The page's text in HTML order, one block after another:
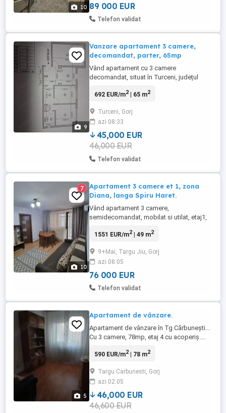
10
telefon 07sase ...
89 000 EUR
Telefon validat
9
Vanzare apartament 3 camere,
decomandat, parter, 65mp
Vând apartament cu 3 camere
decomandat, situat în Turceni, județul
cărămidă construit între 1977 1990.
mp + balcon și este compartimentat
eficient, oferind spațiu și intimitate pentru
o familie. Compartimentare: Living ...
692 EUR/m2| 65 m2
Turceni, Gorj
azi 08:33
45,000 EUR
46,000 EUR
Telefon validat
10
7
Apartament 3 camere et 1, zona
Diana, langa Spiru Haret.
Vând apartament 3 camere,
semidecomandat, mobilat si utilat, etaj1,
dormitoare, sufragerie, hol, baie,
exterior, are centrala prin condensatie, aer
condiționat si geamuri termopan. Baia si
holul necesita renovare. În proximitate ...
1551 EUR/m2| 49 m2
9+Mai, Targu Jiu, Gorj
azi 08:05
76 000 EUR
Telefon validat
5
Apartament de vânzare.
Apartament de vânzare în Tg Cărbunești...
Cu 3 camere, 78mp, etaj 4 cu acoperiș....
condiții decente se poate, locui fără
totul la notar.... Foarte spațios și se poate
amenaja după plac, pe viitor .... Centrală
ariston, ...
590 EUR/m2| 78 m2
Targu Carbunesti, Gorj
azi 02:05
46,000 EUR
46,600 EUR